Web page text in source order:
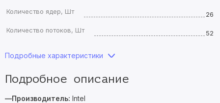
Количество ядер, Шт
26
Количество потоков, Шт
52
Подробные характеристики
Подробное описание
—Производитель: Intel